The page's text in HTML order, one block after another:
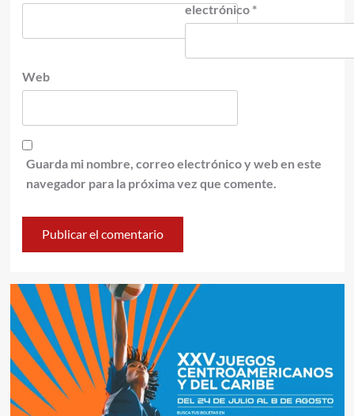
electrónico *
Web
Guarda mi nombre, correo electrónico y web en este
navegador para la próxima vez que comente.